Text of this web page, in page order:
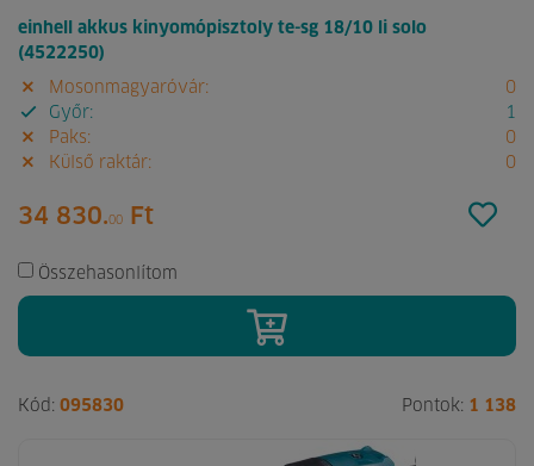
einhell akkus kinyomópisztoly te-sg 18/10 li solo
(4522250)
Mosonmagyaróvár:
0
Győr:
1
Paks:
0
Külső raktár:
0
34 830.00 Ft
Összehasonlítom
Kód: 095830 Pontok: 1 138